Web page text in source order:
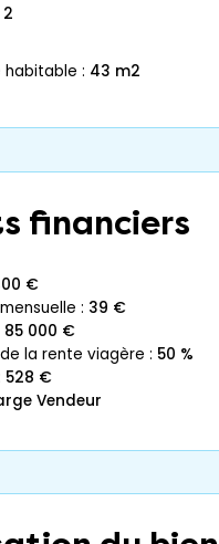
2
habitable : 43 m2
financiers
€
: 39 €
85 000 €
la rente viagère : 50 %
528 €
Vendeur